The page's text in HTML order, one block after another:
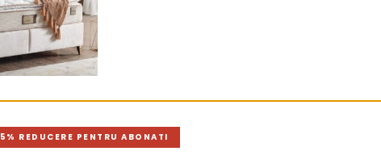
5% REDUCERE PENTRU ABONATI